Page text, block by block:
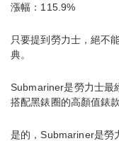
漲幅：115.9%
只要提到勞力士，絕不
典。
Submariner是勞力士最
搭配黑錶圈的高顏值錶
是的，Submariner是勞